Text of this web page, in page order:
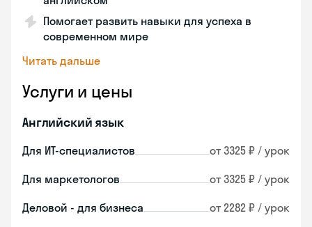
Помогает развить навыки для успеха в
современном мире
Читать дальше
Услуги и цены
Английский язык
Для ИТ-специалистов от 3325 ₽ / урок
Для маркетологов от 3325 ₽ / урок
Деловой - для бизнеса от 2282 ₽ / урок